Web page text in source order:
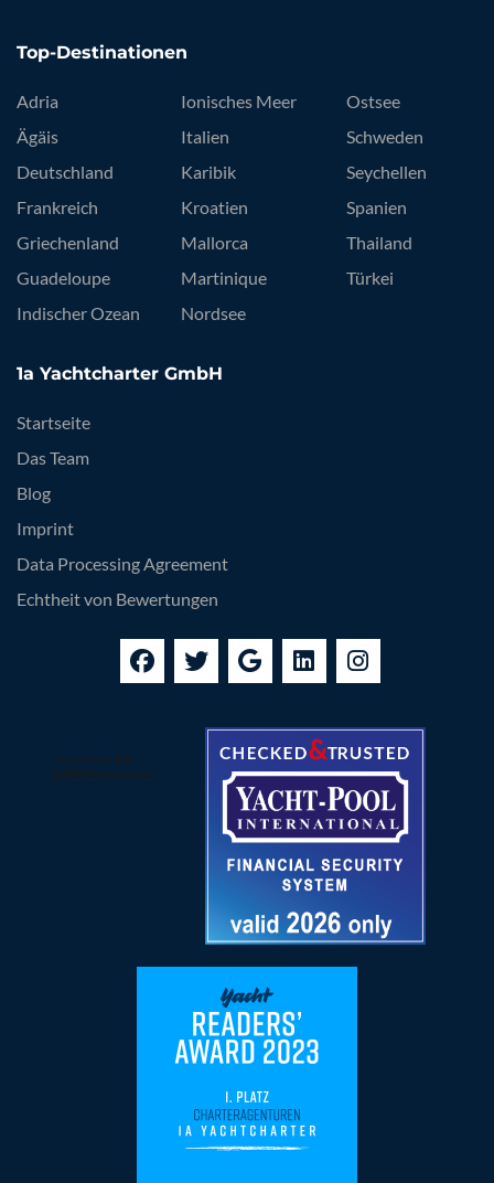
Top-Destinationen
Adria
Ägäis
Deutschland
Frankreich
Griechenland
Guadeloupe
Indischer Ozean
Ionisches Meer
Italien
Karibik
Kroatien
Mallorca
Martinique
Nordsee
Ostsee
Schweden
Seychellen
Spanien
Thailand
Türkei
1a Yachtcharter GmbH
Startseite
Das Team
Blog
Imprint
Data Processing Agreement
Echtheit von Bewertungen